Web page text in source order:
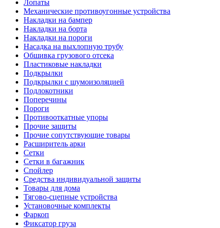
Лопаты
Механические противоугонные устройства
Накладки на бампер
Накладки на борта
Накладки на пороги
Насадка на выхлопную трубу
Обшивка грузового отсека
Пластиковые накладки
Подкрылки
Подкрылки с шумоизоляцией
Подлокотники
Поперечины
Пороги
Противооткатные упоры
Прочие защиты
Прочие сопутствующие товары
Расширитель арки
Сетки
Сетки в багажник
Спойлер
Средства индивидуальной защиты
Товары для дома
Тягово-сцепные устройства
Установочные комплекты
Фаркоп
Фиксатор груза